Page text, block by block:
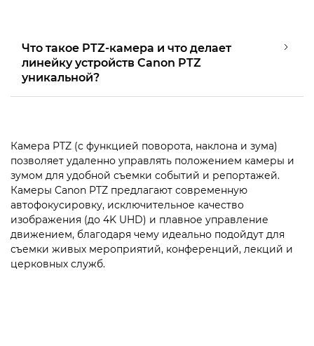
Что такое PTZ-камера и что делает
линейку устройств Canon PTZ
уникальной?
Камера PTZ (с функцией поворота, наклона и зума)
позволяет удаленно управлять положением камеры и
зумом для удобной съемки событий и репортажей.
Камеры Canon PTZ предлагают современную
автофокусировку, исключительное качество
изображения (до 4K UHD) и плавное управление
движением, благодаря чему идеально подойдут для
съемки живых мероприятий, конференций, лекций и
церковных служб.